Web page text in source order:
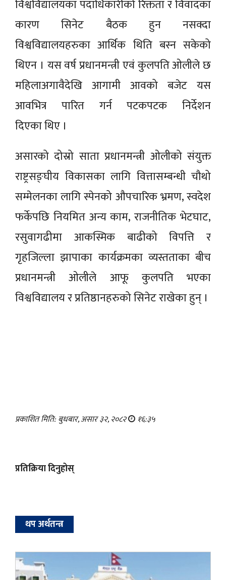
विश्वविद्यालयका पदाधिकारीको रिक्तता र विवादका
कारण सिनेट बैठक हुन नसक्दा
विश्वविद्यालयहरुका आर्थिक थिति बस्न सकेको
थिएन । यस वर्ष प्रधानमन्त्री एवं कुलपति ओलीले छ
महिलाअगावैदेखि आगामी आवको बजेट यस
आवभित्र पारित गर्न पटकपटक निर्देशन
दिएका थिए ।
असारको दोस्रो साता प्रधानमन्त्री ओलीको संयुक्त
राष्ट्रसङ्घीय विकासका लागि वित्तासम्बन्धी चौथो
सम्मेलनका लागि स्पेनको औपचारिक भ्रमण, स्वदेश
फर्केपछि नियमित अन्य काम, राजनीतिक भेटघाट,
रसुवागढीमा आकस्मिक बाढीको विपत्ति र
गृहजिल्ला झापाका कार्यक्रमका व्यस्तताका बीच
प्रधानमन्त्री ओलीले आफू कुलपति भएका
विश्वविद्यालय र प्रतिष्ठानहरुको सिनेट राखेका हुन् ।
प्रकाशित मिति: बुधबार, असार ३२, २०८२ १६:३५
प्रतिक्रिया दिनुहोस्
थप अर्थतन्त्र